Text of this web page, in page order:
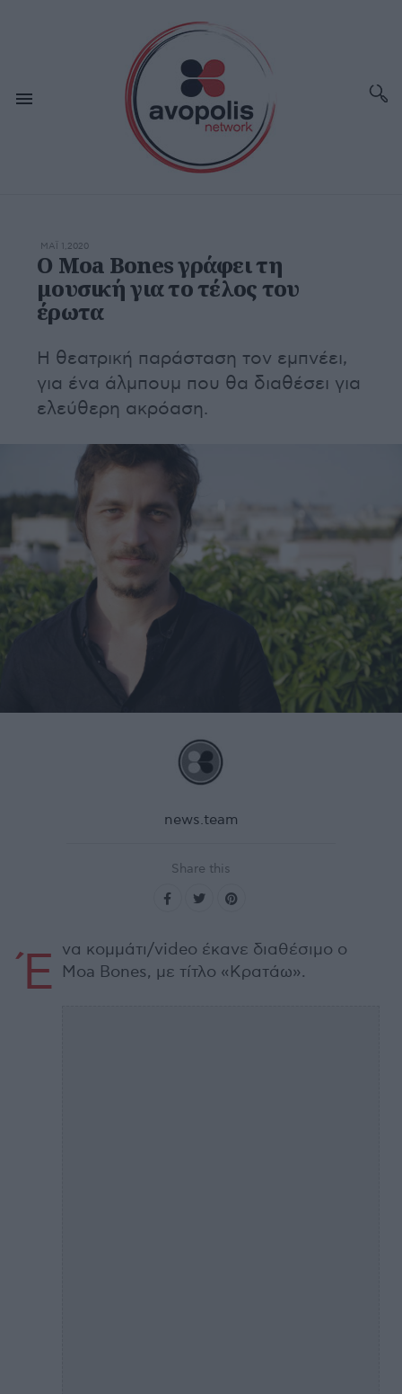
ΜΆΙ 1,2020
Ο Moa Bones γράφει τη
μουσική για το τέλος του
έρωτα
Η θεατρική παράσταση τον εμπνέει,
για ένα άλμπουμ που θα διαθέσει για
ελεύθερη ακρόαση.
news.team
Share this
Έ να κομμάτι/video έκανε διαθέσιμο ο
Moa Bones, με τίτλο «Κρατάω».